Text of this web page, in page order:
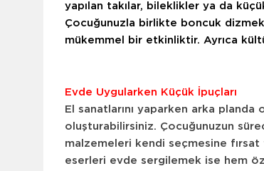
yapılan takılar, bileklikler ya da
Çocuğunuzla birlikte boncuk
mükemmel bir etkinliktir. Ayrıca
Evde Uygularken Küçük İpuçları
El sanatlarını yaparken arka
oluşturabilirsiniz. Çocuğunuzun
malzemeleri kendi seçmesine fırsat
eserleri evde sergilemek ise hem